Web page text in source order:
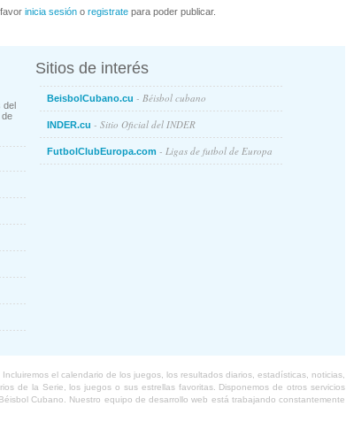
inicia sesión o registrate para poder publicar.
del
Sitios de interés
BeisbolCubano.cu - Béisbol cubano
INDER.cu - Sitio Oficial del INDER
FutbolClubEuropa.com - Ligas de futbol de Europa
el calendario de los juegos, los resultados diarios, estadísticas, noticias,
de la Serie, los juegos o sus estrellas favoritas. Disponemos de otros servicios
Cubano. Nuestro equipo de desarrollo web está trabajando constantemente